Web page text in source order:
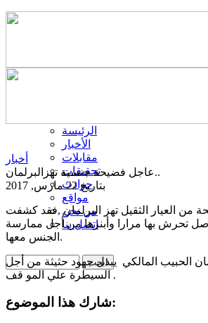
الرئيسة
الأخبار
مقابلات
تحقيقات
حوادث
مواقع
من نحن
اتصل بنا
أخبار
عاجل فضيحة جنسية تهزالبرلمان..
بتاريخ 22 مارس, 2017
من العيار الثقيل تهز البرلمان ,فقد كشفت
تحرش بها مرارا وأبنزها من أجل ممارسة
الجنس معها.
الحبيب المالكي يبذل جهود حثيثة من أجل
السيطرة علي المو قف .
شارك هذا الموضوع: